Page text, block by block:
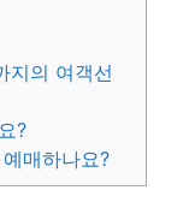
지의 여객선
?
매하나요?